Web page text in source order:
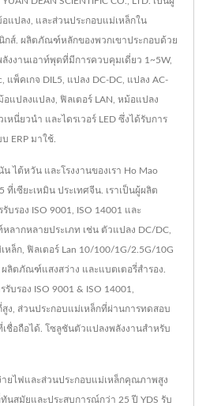
แปลง, และส่วนประกอบแม่เหล็กใน
กส์. ผลิตภัณฑ์หลักของพวกเขาประกอบด้วย
งงานเอาท์พุตที่มีการควบคุมเดี่ยว 1~5W,
แพ็คเกจ DIL5, แปลง DC-DC, แปลง AC-
แปลงแปลง, ฟิลเตอร์ LAN, หม้อแปลง
หนี่ยวนำ และไดรเวอร์ LED ซึ่งได้รับการ
ERP มาใช้.
ไต้หวัน และโรงงานของเรา Ho Mao
ที่เซียะเหมิน ประเทศจีน. เราเป็นผู้ผลิต
บรอง ISO 9001, ISO 14001 และ
ลากหลายประเภท เช่น ตัวแปลง DC/DC,
หล็ก, ฟิลเตอร์ Lan 10/100/1G/2.5G/10G
ผลิตภัณฑ์แสงสว่าง และแบตเตอรี่สำรอง.
บรอง ISO 9001 & ISO 14001,
ง, ส่วนประกอบแม่เหล็กที่ผ่านการทดสอบ
เชื่อถือได้. โซลูชันตัวแปลงพลังงานสำหรับ
ยไฟและส่วนประกอบแม่เหล็กคุณภาพสูง
นสมัยและประสบการณ์กว่า 25 ปี YDS รับ